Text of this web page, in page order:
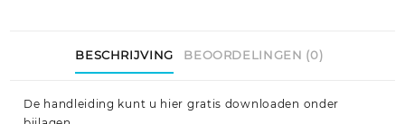
BESCHRIJVING BEOORDELINGEN (0)
De handleiding kunt u hier gratis downloaden onder